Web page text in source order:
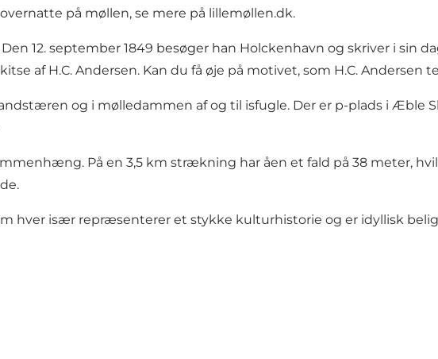
på møllen, se mere på lillemøllen.dk.
12. september 1849 besøger han Holckenhavn og skriver i sin
af H.C. Andersen. Kan du få øje på motivet, som H.C. Andersen
og i mølledammen af og til isfugle. Der er p-plads i Æble
På en 3,5 km strækning har åen et fald på 38 meter,
hver især repræsenterer et stykke kulturhistorie og er idyllisk